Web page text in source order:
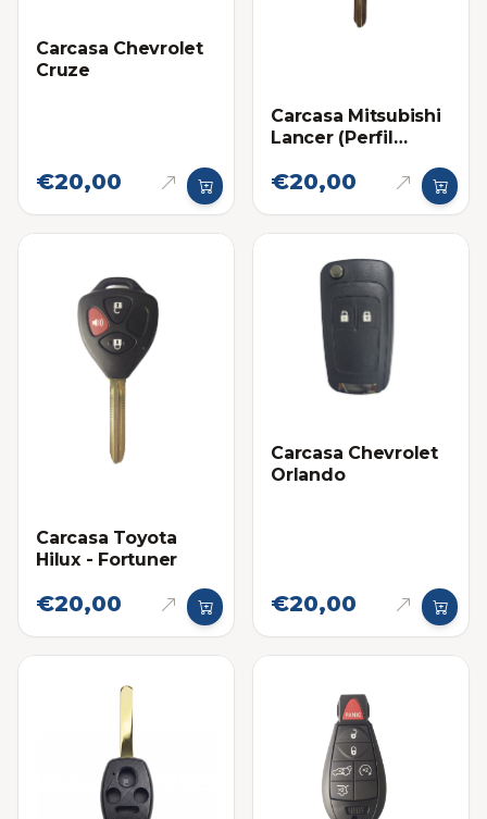
Carcasa Chevrolet
Cruze
€20,00
Carcasa Mitsubishi
Lancer (Perfil
€20,00
Carcasa Toyota
Hilux - Fortuner
€20,00
Carcasa Chevrolet
Orlando
€20,00